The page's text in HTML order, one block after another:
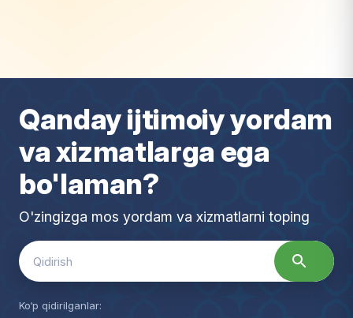
mtiy oz
Qanday ijtimoiy yordam
va xizmatlarga ega
bo'laman?
O'zingizga mos yordam va xizmatlarni toping
Search
for:
Ko‘p qidirilganlar: